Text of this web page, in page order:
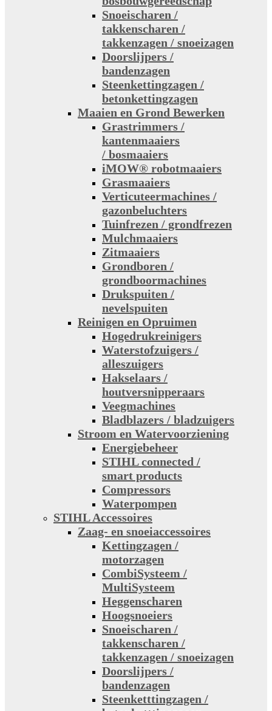
Snoeischaren /
takkenscharen /
takkenzagen / snoeizagen
Doorslijpers /
bandenzagen
Steenkettingzagen /
betonkettingzagen
Maaien en Grond Bewerken
Grastrimmers /
kantenmaaiers
/ bosmaaiers
iMOW® robotmaaiers
Grasmaaiers
Verticuteermachines /
gazonbeluchters
Tuinfrezen / grondfrezen
Mulchmaaiers
Zitmaaiers
Grondboren /
grondboormachines
Drukspuiten /
nevelspuiten
Reinigen en Opruimen
Hogedrukreinigers
Waterstofzuigers /
alleszuigers
Hakselaars /
houtversnipperaars
Veegmachines
Bladblazers / bladzuigers
Stroom en Watervoorziening
Energiebeheer
STIHL connected /
smart products
Compressors
Waterpompen
STIHL Accessoires
Zaag- en snoeiaccessoires
Kettingzagen /
motorzagen
CombiSysteem /
MultiSysteem
Heggenscharen
Hoogsnoeiers
Snoeischaren /
takkenscharen /
takkenzagen / snoeizagen
Doorslijpers /
bandenzagen
Steenketttingzagen /